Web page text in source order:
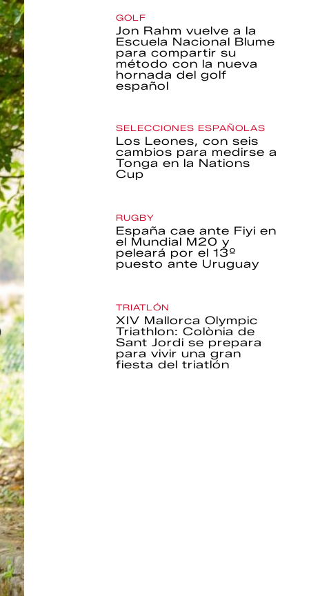
GOLF
Jon Rahm vuelve a la
Escuela Nacional Blume
para compartir su
método con la nueva
hornada del golf
español
SELECCIONES ESPAÑOLAS
Los Leones, con seis
cambios para medirse a
Tonga en la Nations
Cup
RUGBY
España cae ante Fiyi en
el Mundial M20 y
peleará por el 13º
puesto ante Uruguay
TRIATLÓN
XIV Mallorca Olympic
Triathlon: Colònia de
Sant Jordi se prepara
para vivir una gran
fiesta del triatlón